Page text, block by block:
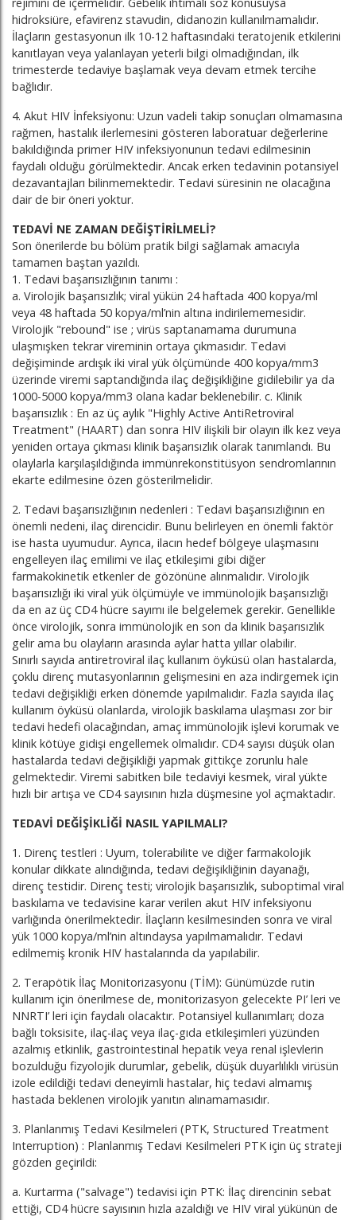
hidroksiüre, efavirenz stavudin, didanozin kullanılmamalıdır.
İlaçların gestasyonun ilk 10-12 haftasındaki teratojenik etkilerini
kanıtlayan veya yalanlayan yeterli bilgi olmadığından, ilk
trimesterde tedaviye başlamak veya devam etmek tercihe
bağlıdır.
4. Akut HIV İnfeksiyonu: Uzun vadeli takip sonuçları olmamasına
rağmen, hastalık ilerlemesini gösteren laboratuar değerlerine
bakıldığında primer HIV infeksiyonunun tedavi edilmesinin
faydalı olduğu görülmektedir. Ancak erken tedavinin potansiyel
dezavantajları bilinmemektedir. Tedavi süresinin ne olacağına
dair de bir öneri yoktur.
TEDAVİ NE ZAMAN DEĞİŞTİRİLMELİ?
Son önerilerde bu bölüm pratik bilgi sağlamak amacıyla
tamamen baştan yazıldı.
1. Tedavi başarısızlığının tanımı :
a. Virolojik başarısızlık; viral yükün 24 haftada 400 kopya/ml
veya 48 haftada 50 kopya/ml’nin altına indirilememesidir.
Virolojik "rebound" ise ; virüs saptanamama durumuna
ulaşmışken tekrar vireminin ortaya çıkmasıdır. Tedavi
değişiminde ardışık iki viral yük ölçümünde 400 kopya/mm3
üzerinde viremi saptandığında ilaç değişikliğine gidilebilir ya da
1000-5000 kopya/mm3 olana kadar beklenebilir. c. Klinik
başarısızlık : En az üç aylık "Highly Active AntiRetroviral
Treatment" (HAART) dan sonra HIV ilişkili bir olayın ilk kez veya
yeniden ortaya çıkması klinik başarısızlık olarak tanımlandı. Bu
olaylarla karşılaşıldığında immünrekonstitüsyon sendromlarının
ekarte edilmesine özen gösterilmelidir.
2. Tedavi başarısızlığının nedenleri : Tedavi başarısızlığının en
önemli nedeni, ilaç direncidir. Bunu belirleyen en önemli faktör
ise hasta uyumudur. Ayrıca, ilacın hedef bölgeye ulaşmasını
engelleyen ilaç emilimi ve ilaç etkileşimi gibi diğer
farmakokinetik etkenler de gözönüne alınmalıdır. Virolojik
başarısızlığı iki viral yük ölçümüyle ve immünolojik başarısızlığı
da en az üç CD4 hücre sayımı ile belgelemek gerekir. Genellikle
önce virolojik, sonra immünolojik en son da klinik başarısızlık
gelir ama bu olayların arasında aylar hatta yıllar olabilir.
Sınırlı sayıda antiretroviral ilaç kullanım öyküsü olan hastalarda,
çoklu direnç mutasyonlarının gelişmesini en aza indirgemek için
tedavi değişikliği erken dönemde yapılmalıdır. Fazla sayıda ilaç
kullanım öyküsü olanlarda, virolojik baskılama ulaşması zor bir
tedavi hedefi olacağından, amaç immünolojik işlevi korumak ve
klinik kötüye gidişi engellemek olmalıdır. CD4 sayısı düşük olan
hastalarda tedavi değişikliği yapmak gittikçe zorunlu hale
gelmektedir. Viremi sabitken bile tedaviyi kesmek, viral yükte
hızlı bir artışa ve CD4 sayısının hızla düşmesine yol açmaktadır.
TEDAVİ DEĞİŞİKLİĞİ NASIL YAPILMALI?
1. Direnç testleri : Uyum, tolerabilite ve diğer farmakolojik
konular dikkate alındığında, tedavi değişikliğinin dayanağı,
direnç testidir. Direnç testi; virolojik başarısızlık, suboptimal viral
baskılama ve tedavisine karar verilen akut HIV infeksiyonu
varlığında önerilmektedir. İlaçların kesilmesinden sonra ve viral
yük 1000 kopya/ml’nin altındaysa yapılmamalıdır. Tedavi
edilmemiş kronik HIV hastalarında da yapılabilir.
2. Terapötik İlaç Monitorizasyonu (TİM): Günümüzde rutin
kullanım için önerilmese de, monitorizasyon gelecekte PI’ leri ve
NNRTI’ leri için faydalı olacaktır. Potansiyel kullanımları; doza
bağlı toksisite, ilaç-ilaç veya ilaç-gıda etkileşimleri yüzünden
azalmış etkinlik, gastrointestinal hepatik veya renal işlevlerin
bozulduğu fizyolojik durumlar, gebelik, düşük duyarlılıklı virüsün
izole edildiği tedavi deneyimli hastalar, hiç tedavi almamış
hastada beklenen virolojik yanıtın alınamamasıdır.
3. Planlanmış Tedavi Kesilmeleri (PTK, Structured Treatment
Interruption) : Planlanmış Tedavi Kesilmeleri PTK için üç strateji
gözden geçirildi:
a. Kurtarma ("salvage") tedavisi için PTK: İlaç direncinin sebat
ettiği, CD4 hücre sayısının hızla azaldığı ve HIV viral yükünün de